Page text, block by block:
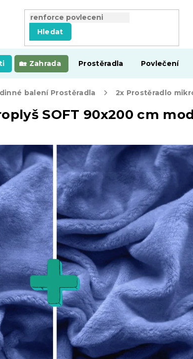
Hledat
Zahrada Prostěradla Povlečení
balení Prostěradla
SOFT 90x200 cm